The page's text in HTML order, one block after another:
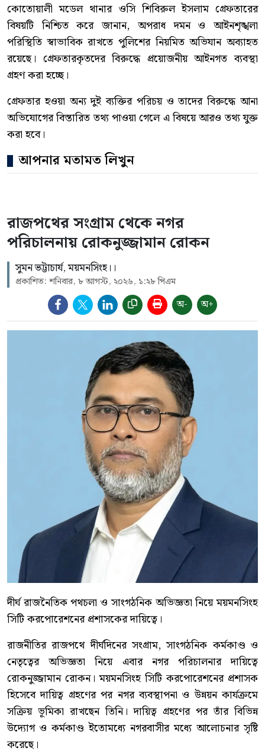
কোতোয়ালী মডেল থানার ওসি শিবিরুল ইসলাম গ্রেফতারের
বিষয়টি নিশ্চিত করে জানান, অপরাধ দমন ও আইনশৃঙ্খলা
পরিস্থিতি স্বাভাবিক রাখতে পুলিশের নিয়মিত অভিযান অব্যাহত
রয়েছে। গ্রেফতারকৃতদের বিরুদ্ধে প্রয়োজনীয় আইনগত ব্যবস্থা
গ্রহণ করা হচ্ছে।
গ্রেফতার হওয়া অন্য দুই ব্যক্তির পরিচয় ও তাদের বিরুদ্ধে আনা
অভিযোগের বিস্তারিত তথ্য পাওয়া গেলে এ বিষয়ে আরও তথ্য যুক্ত
করা হবে।
আপনার মতামত লিখুন
রাজপথের সংগ্রাম থেকে নগর
পরিচালনায় রোকনুজ্জামান রোকন
সুমন ভট্টাচার্য, ময়মনসিংহ।।
প্রকাশিত: শনিবার, ৮ আগস্ট, ২০২৬, ১:২৮ পিএম
অ- অ+
দীর্ঘ রাজনৈতিক পথচলা ও সাংগঠনিক অভিজ্ঞতা নিয়ে ময়মনসিংহ
সিটি করপোরেশনের প্রশাসকের দায়িত্বে।
রাজনীতির রাজপথে দীর্ঘদিনের সংগ্রাম, সাংগঠনিক কর্মকাণ্ড ও
নেতৃত্বের অভিজ্ঞতা নিয়ে এবার নগর পরিচালনার দায়িত্বে
রোকনুজ্জামান রোকন। ময়মনসিংহ সিটি করপোরেশনের প্রশাসক
হিসেবে দায়িত্ব গ্রহণের পর নগর ব্যবস্থাপনা ও উন্নয়ন কার্যক্রমে
সক্রিয় ভূমিকা রাখছেন তিনি। দায়িত্ব গ্রহণের পর তাঁর বিভিন্ন
উদ্যোগ ও কর্মকাণ্ড ইতোমধ্যে নগরবাসীর মধ্যে আলোচনার সৃষ্টি
করেছে।